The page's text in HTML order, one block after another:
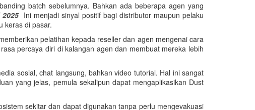
batch sebelumnya. Bahkan ada beberapa agen yang
Ini menjadi sinyal positif bagi distributor maupun pelaku
keras di pasar.
pelatihan kepada reseller dan agen mengenai cara
percaya diri di kalangan agen dan membuat mereka lebih
sosial, chat langsung, bahkan video tutorial. Hal ini sangat
yang jelas, pemula sekalipun dapat mengaplikasikan Dust
sekitar dan dapat digunakan tanpa perlu mengevakuasi